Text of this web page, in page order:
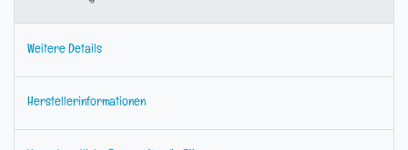
Weitere Details
Herstellerinformationen